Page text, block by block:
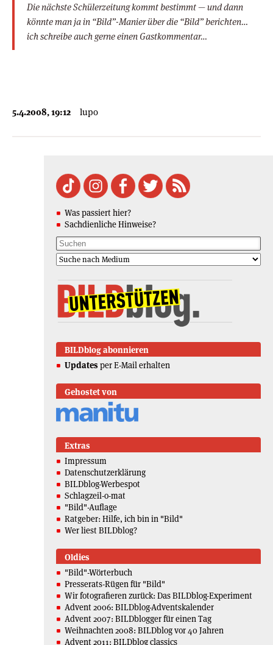
Die nächste Schülerzeitung kommt bestimmt — und dann
könnte man ja in “Bild”-Manier über die “Bild” berichten…
ich schreibe auch gerne einen Gastkommentar…
5.4.2008, 19:12 lupo
Was passiert hier?
Sachdienliche Hinweise?
BILDblog abonnieren
Updates per E-Mail erhalten
Gehostet von
Extras
Impressum
Datenschutzerklärung
BILDblog-Werbespot
Schlagzeil-o-mat
"Bild"-Auflage
Ratgeber: Hilfe, ich bin in "Bild"
Wer liest BILDblog?
Oldies
"Bild"-Wörterbuch
Presserats-Rügen für "Bild"
Wir fotografieren zurück: Das BILDblog-Experiment
Advent 2006: BILDblog-Adventskalender
Advent 2007: BILDblogger für einen Tag
Weihnachten 2008: BILDblog vor 40 Jahren
Advent 2011: BILDblog classics